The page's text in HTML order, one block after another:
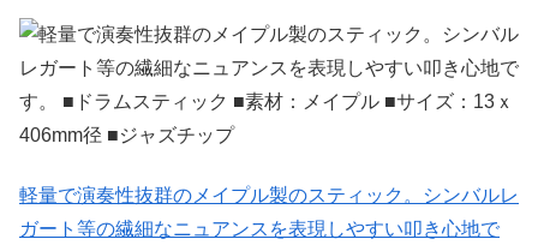
軽量で演奏性抜群のメイプル製のスティック。シンバルレ
ガート等の繊細なニュアンスを表現しやすい叩き心地で